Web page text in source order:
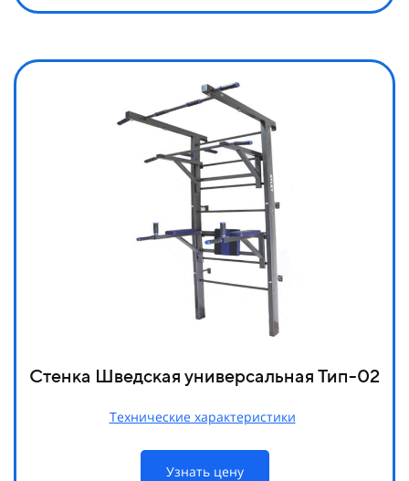
Стенка Шведская универсальная Тип-02
Технические характеристики
Узнать цену